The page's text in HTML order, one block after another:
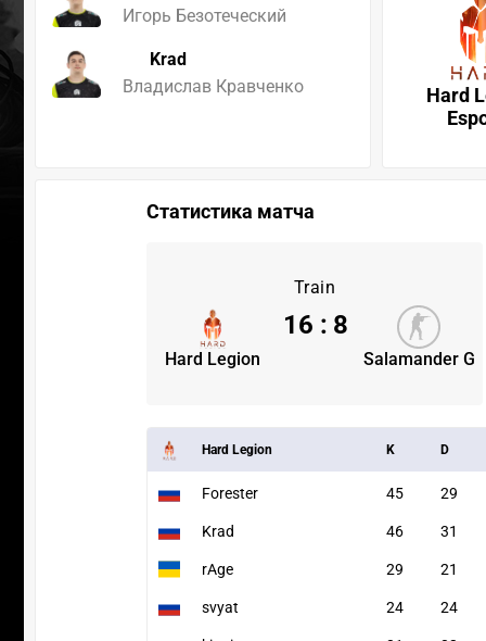
Игорь Безотеческий
Krad
Владислав Кравченко
Hard
Статистика матча
Train
Hard Legion Salamander G
16 : 8
Hard Legion K D
Forester 45 29
Krad 46 31
rAge 29 21
svyat 24 24